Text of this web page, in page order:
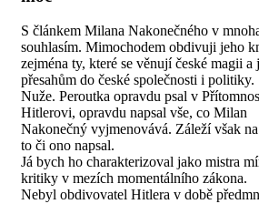
S článkem Milana Nakonečného v
souhlasím. Mimochodem obdivuji jeho
zejména ty, které se věnují české magii a
přesahům do české společnosti i politiky.
Nuže. Peroutka opravdu psal v
Hitlerovi, opravdu napsal vše, co Milan
Nakonečný vyjmenovává. Záleží však
to či ono napsal.
Já bych ho charakterizoval jako mistra
kritiky v mezích momentálního zákona.
Nebyl obdivovatel Hitlera v době